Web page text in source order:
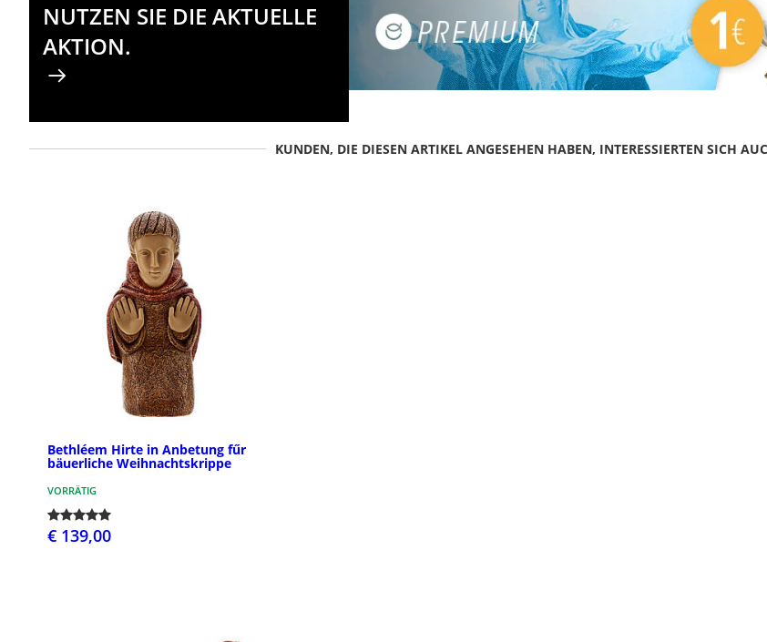
NUTZEN SIE DIE AKTUELLE
AKTION.
KUNDEN, DIE DIESEN ARTIKEL ANGESEHEN HABEN, INTERESSIERTEN SICH
Bethléem Hirte in Anbetung fűr
bäuerliche Weihnachtskrippe
VORRÄTIG
€ 139,00